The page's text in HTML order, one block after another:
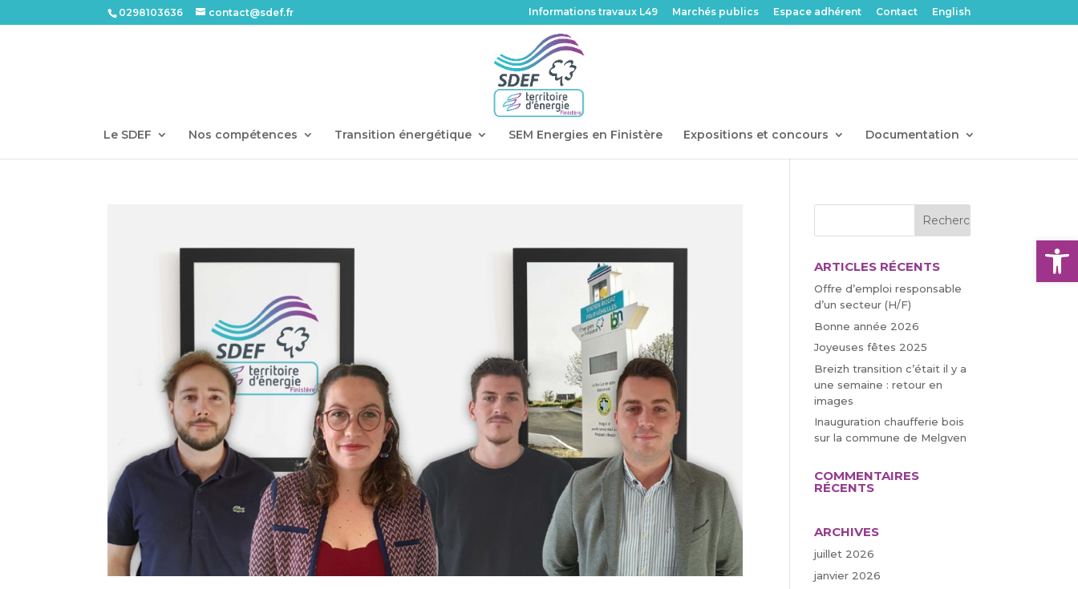
Ouvrir
0298103636 contact@sdef.fr Informations travaux L49 Marchés publics Espace adhérent Contact English
Le SDEF Nos compétences Transition énergétique SEM Energies en Finistère Expositions et concours Documentation
ARTICLES RÉCENTS
Offre d’emploi responsable
d’un secteur (H/F)
Bonne année 2026
Joyeuses fêtes 2025
Breizh transition c’était il y a
une semaine : retour en
images
Inauguration chaufferie bois
sur la commune de Melgven
COMMENTAIRES
RÉCENTS
ARCHIVES
juillet 2026
janvier 2026